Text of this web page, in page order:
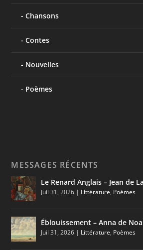
Chansons
Contes
Nouvelles
Poèmes
MESSAGES RÉCENTS
Le Renard Anglais – Jean de
Juil 31, 2026 | Littérature, Poèmes
Éblouissement – Anna de
Juil 31, 2026 | Littérature, Poèmes